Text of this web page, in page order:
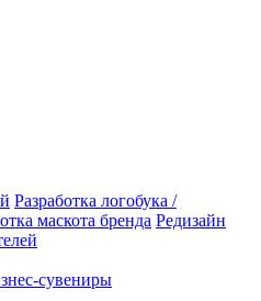
Разработка логобука /
маскота бренда Редизайн
сувениры